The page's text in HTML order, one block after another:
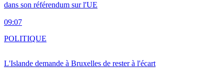
dans son référendum sur l'UE
09:07
L'Islande demande à Bruxelles de rester à l'écart
POLITIQUE